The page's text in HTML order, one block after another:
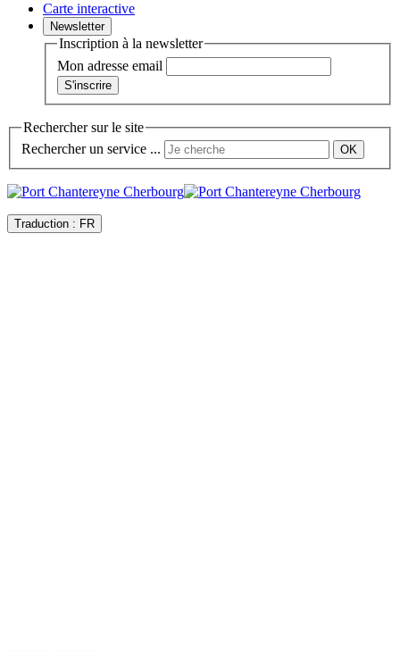
Carte interactive
Newsletter
Inscription à la newsletter
Mon adresse email
Rechercher sur le site
Rechercher un service ...
Traduction : FR